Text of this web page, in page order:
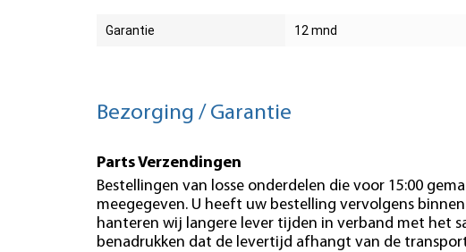
Garantie 12 mnd
Bezorging / Garantie
Parts Verzendingen
Bestellingen van losse onderdelen die voor 15:00
meegegeven. U heeft uw bestelling vervolgens
hanteren wij langere lever tijden in verband met het
benadrukken dat de levertijd afhangt van de